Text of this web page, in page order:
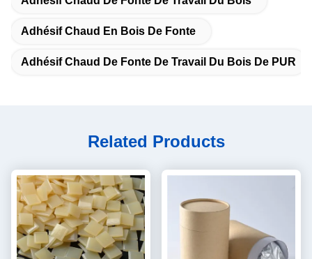
Adhésif Chaud En Bois De Fonte
Adhésif Chaud De Fonte De Travail Du Bois De PUR
Related Products